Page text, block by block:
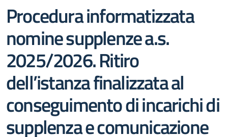
Procedura informatizzata
nomine supplenze a.s.
2025/2026. Ritiro
dell’istanza finalizzata al
conseguimento di incarichi di
supplenza e comunicazione